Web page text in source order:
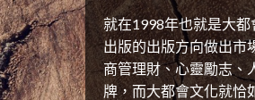
就在1998年也就是大
出版的出版方向做出市
商管理財、心靈勵志、
牌，而大都會文化就恰